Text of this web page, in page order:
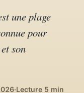
une plage
pour
son
·Lecture 5 min